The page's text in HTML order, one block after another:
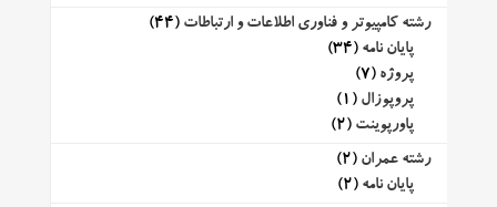
رشته کامپیوتر و فناوری اطلاعات و ارتباطات (44)
پایان نامه (34)
پروژه (7)
پروپوزال (1)
پاورپوینت (2)
رشته عمران (2)
پایان نامه (2)